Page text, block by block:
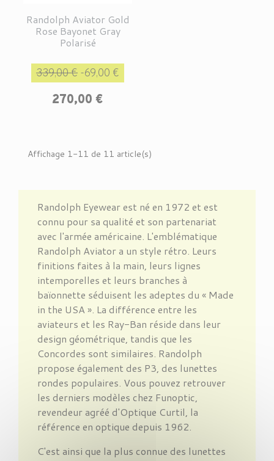
Randolph Aviator Gold
Rose Bayonet Gray
Polarisé
Prix de base
339,00 € -69,00 €
270,00 €
Affichage 1-11 de 11 article(s)
Randolph Eyewear est né en 1972 et est
connu pour sa qualité et son partenariat
avec l'armée américaine. L'emblématique
Randolph Aviator a un style rétro. Leurs
finitions faites à la main, leurs lignes
intemporelles et leurs branches à
baïonnette séduisent les adeptes du « Made
in the USA ». La différence entre les
aviateurs et les Ray-Ban réside dans leur
design géométrique, tandis que les
Concordes sont similaires. Randolph
propose également des P3, des lunettes
rondes populaires. Vous pouvez retrouver
les derniers modèles chez Funoptic,
revendeur agréé d'Optique Curtil, la
référence en optique depuis 1962.
C'est ainsi que la plus connue des lunettes